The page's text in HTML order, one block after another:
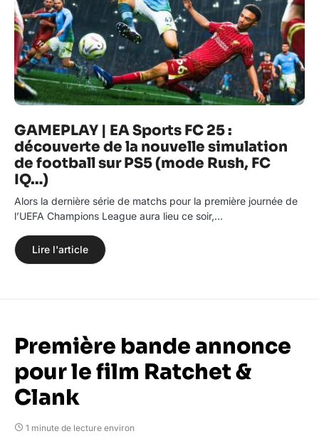
GAMEPLAY | EA Sports FC 25 :
découverte de la nouvelle simulation
de football sur PS5 (mode Rush, FC
IQ…)
Alors la dernière série de matchs pour la première journée de
l’UEFA Champions League aura lieu ce soir,…
Lire l'article
Première bande annonce
pour le film Ratchet &
Clank
1 minute de lecture environ